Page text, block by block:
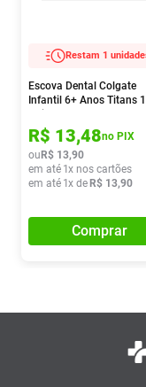
Restam 1
Escova Dental Colgate
Infantil 6+ Anos Titans 1
R$ 13,48no PIX
ou R$ 13,90
em até 1x nos cartões
em até 1x de R$ 13,90
Comprar